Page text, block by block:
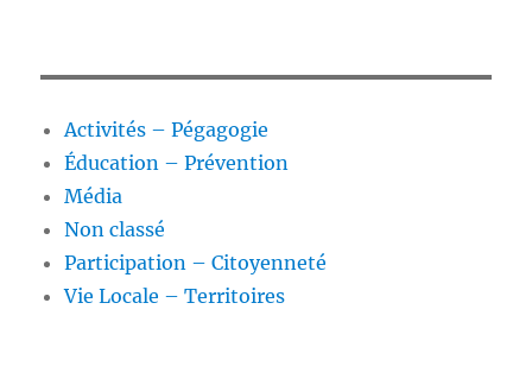
Activités – Pégagogie
Éducation – Prévention
Média
Non classé
Participation – Citoyenneté
Vie Locale – Territoires